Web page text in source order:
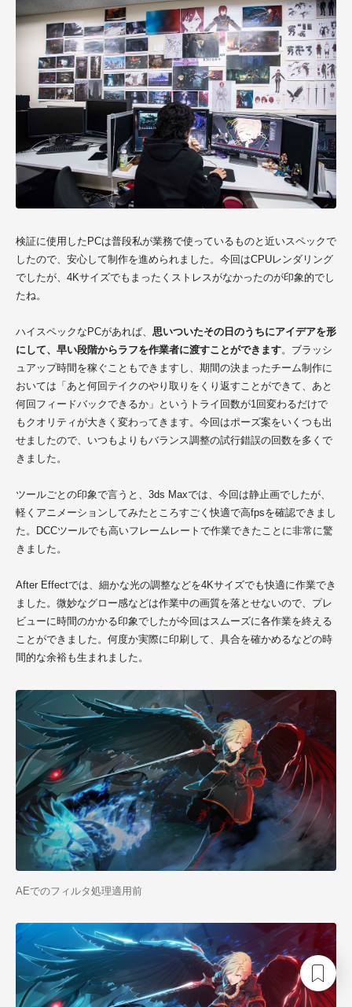
検証に使用したPCは普段私が業務で使っているものと近いスペックで
したので、安心して制作を進められました。今回はCPUレンダリング
でしたが、4Kサイズでもまったくストレスがなかったのが印象的でし
たね。
ハイスペックなPCがあれば、 思いついたその日のうちにアイデアを形
にして、早い段階からラフを作業者に渡すことができます。ブラッシ
ュアップ時間を稼ぐこともできますし、期間の決まったチーム制作に
おいては「あと何回テイクのやり取りをくり返すことができて、あと
何回フィードバックできるか」というトライ回数が1回変わるだけで
もクオリティが大きく変わってきます。今回はポーズ案をいくつも出
せましたので、 いつもよりもバランス調整の試行錯誤の回数を多くで
きました。
ツールごとの印象で言うと、3ds Maxでは、今回は静止画でしたが、
軽くアニメーションしてみたところすごく快適で高fpsを確認できまし
た。DCCツールでも高いフレームレートで作業できたことに非常に驚
きました。
After Effectでは、細かな光の調整などを4Kサイズでも快適に作業でき
ました。微妙なグロー感などは作業中の画質を落とせないので、 プレ
ビューに時間のかかる印象でしたが今回はスムーズに各作業を終える
ことができました。何度か実際に印刷して、 具合を確かめるなどの時
間的な余裕も生まれました。
AEでのフィルタ処理適用前